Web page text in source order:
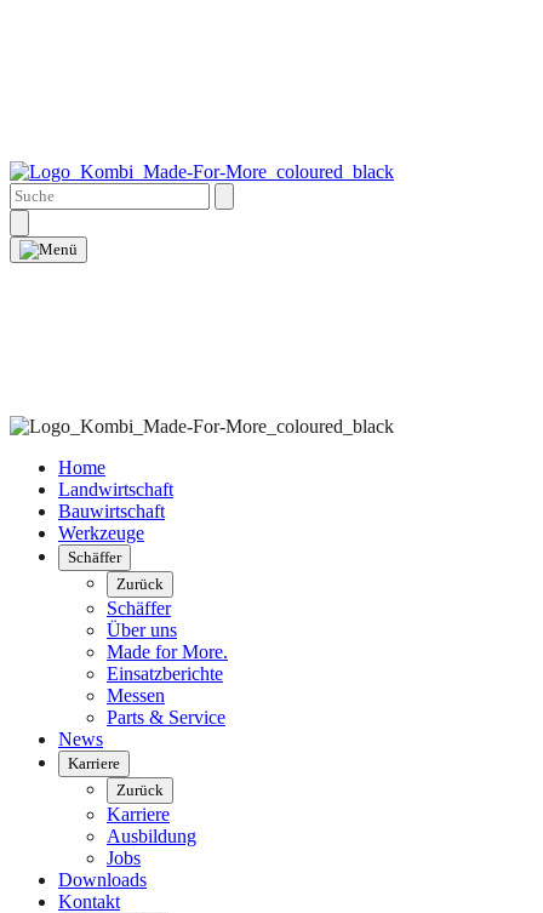
Home
Landwirtschaft
Bauwirtschaft
Werkzeuge
Schäffer
Zurück
Schäffer
Über uns
Made for More.
Einsatzberichte
Messen
Parts & Service
News
Karriere
Zurück
Karriere
Ausbildung
Jobs
Downloads
Kontakt